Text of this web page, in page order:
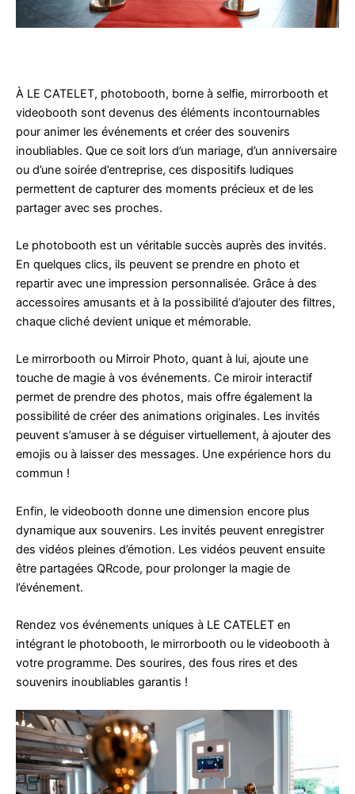
À LE CATELET, photobooth, borne à selfie, mirrorbooth et
videobooth sont devenus des éléments incontournables
pour animer les événements et créer des souvenirs
inoubliables. Que ce soit lors d’un mariage, d’un anniversaire
ou d’une soirée d’entreprise, ces dispositifs ludiques
permettent de capturer des moments précieux et de les
partager avec ses proches.
Le photobooth est un véritable succès auprès des invités.
En quelques clics, ils peuvent se prendre en photo et
repartir avec une impression personnalisée. Grâce à des
accessoires amusants et à la possibilité d’ajouter des filtres,
chaque cliché devient unique et mémorable.
Le mirrorbooth ou Mirroir Photo, quant à lui, ajoute une
touche de magie à vos événements. Ce miroir interactif
permet de prendre des photos, mais offre également la
possibilité de créer des animations originales. Les invités
peuvent s’amuser à se déguiser virtuellement, à ajouter des
emojis ou à laisser des messages. Une expérience hors du
commun !
Enfin, le videobooth donne une dimension encore plus
dynamique aux souvenirs. Les invités peuvent enregistrer
des vidéos pleines d’émotion. Les vidéos peuvent ensuite
être partagées QRcode, pour prolonger la magie de
l’événement.
Rendez vos événements uniques à LE CATELET en
intégrant le photobooth, le mirrorbooth ou le videobooth à
votre programme. Des sourires, des fous rires et des
souvenirs inoubliables garantis !